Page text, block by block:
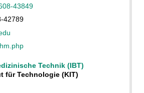
43849
42789
Technik (IBT)
für Technologie (KIT)